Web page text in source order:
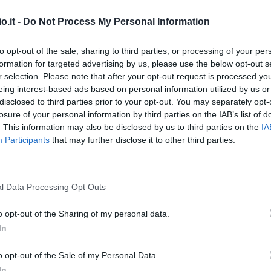
- Do Not Process My Personal Information
opt-out of the sale, sharing to third parties, or processing of your
for targeted advertising by us, please use the below opt-out
selection. Please note that after your opt-out request is processed
interest-based ads based on personal information utilized by us
to third parties prior to your opt-out. You may separately
of your personal information by third parties on the IAB’s list of
This information may also be disclosed by us to third parties on the
Participants that may further disclose it to other third parties.
Data Processing Opt Outs
opt-out of the Sharing of my personal data.
opt-out of the Sale of my Personal Data.
col presidente e mi ha comunicato che
CT della Nazionale.Mi è dispiaciuto, poi
non avevo nessuna intenzione di mollare. Io
vanno bene preferisco restare al mio posto,
Però poi esonero è e devo prenderne atto.
rapporto e ne devo prendere atto. Qualche
ed è giusto cercare il meglio tutti insieme.
domani sera sarò in panchina e riscuoterò
non riscuoterò più. Visto che i risultati
responsabilità che ho, ho ricevuto dalla
Anche se io avrei continuato devo
domani sera sarà sicuramente importante
di me. Io amo questa maglia, i calciatori